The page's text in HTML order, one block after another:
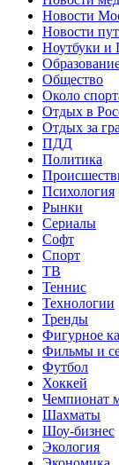
Новости
Новости
Ноутбуки и
Общество
Около
Отдых в
Отдых за
ПДД
Политика
Психология
Рынки
Сериалы
Софт
Спорт
ТВ
Теннис
Технологии
Тренды
Фигурное
Фильмы и
Футбол
Хоккей
Чемпионат
Шахматы
Шоу-бизнес
Экология